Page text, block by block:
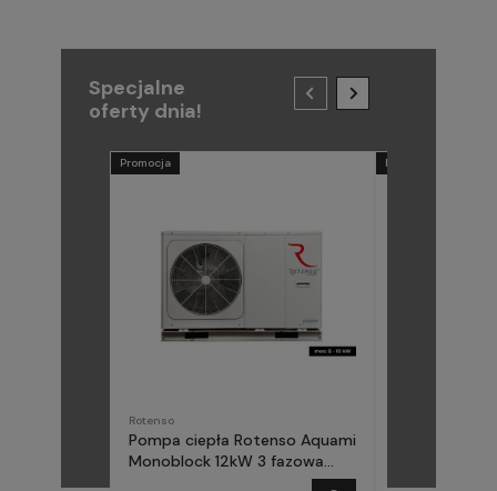
Specjalne
oferty dnia!
Rotenso
Pompa ciepła Rotenso Aquami
Monoblock 12kW 3 fazowa
Promocja Promocja